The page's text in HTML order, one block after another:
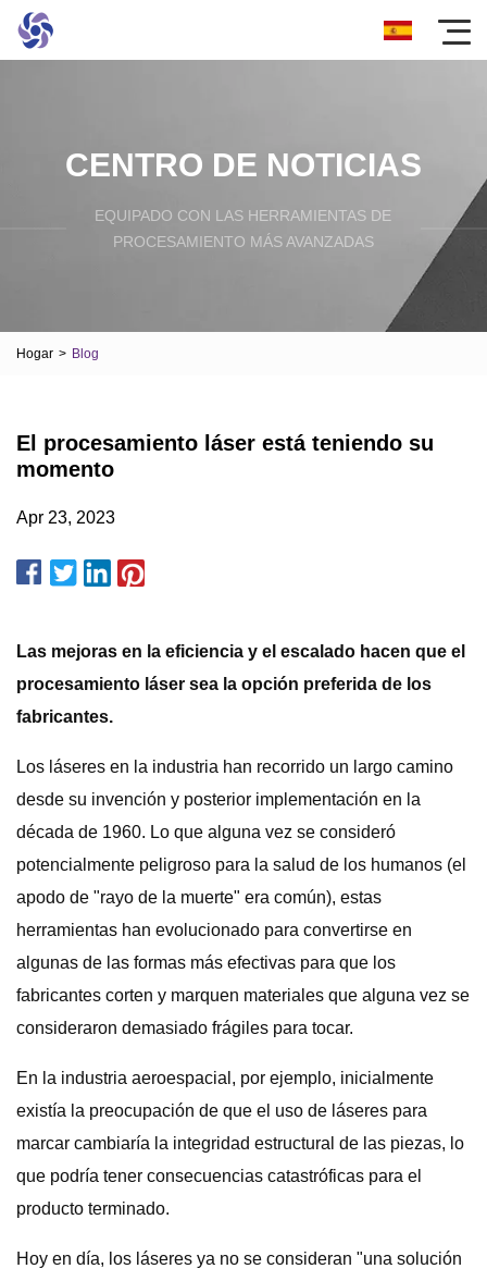
CENTRO DE NOTICIAS
EQUIPADO CON LAS HERRAMIENTAS DE
PROCESAMIENTO MÁS AVANZADAS
Hogar > Blog
El procesamiento láser está teniendo su
momento
Apr 23, 2023
Las mejoras en la eficiencia y el escalado hacen que el
procesamiento láser sea la opción preferida de los
fabricantes.
Los láseres en la industria han recorrido un largo camino
desde su invención y posterior implementación en la
década de 1960. Lo que alguna vez se consideró
potencialmente peligroso para la salud de los humanos (el
apodo de "rayo de la muerte" era común), estas
herramientas han evolucionado para convertirse en
algunas de las formas más efectivas para que los
fabricantes corten y marquen materiales que alguna vez se
consideraron demasiado frágiles para tocar.
En la industria aeroespacial, por ejemplo, inicialmente
existía la preocupación de que el uso de láseres para
marcar cambiaría la integridad estructural de las piezas, lo
que podría tener consecuencias catastróficas para el
producto terminado.
Hoy en día, los láseres ya no se consideran "una solución